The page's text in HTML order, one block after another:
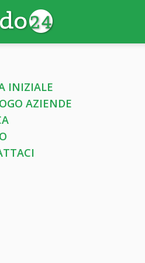
INIZIALE
AZIENDE